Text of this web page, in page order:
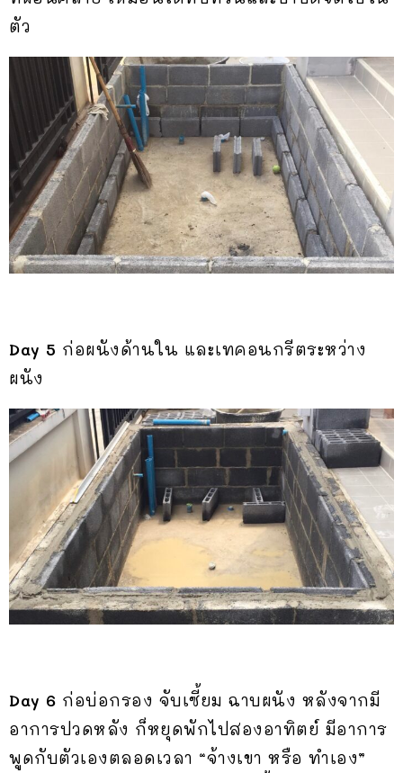
ตัว
Day 5 ก่อผนังด้านใน และเทคอนกรีตระหว่าง
ผนัง
Day 6 ก่อบ่อกรอง จับเซี้ยม ฉาบผนัง หลังจากมี
อาการปวดหลัง ก็หยุดพักไปสองอาทิตย์ มีอาการ
พูดกับตัวเองตลอดเวลา “จ้างเขา หรือ ทำเอง”